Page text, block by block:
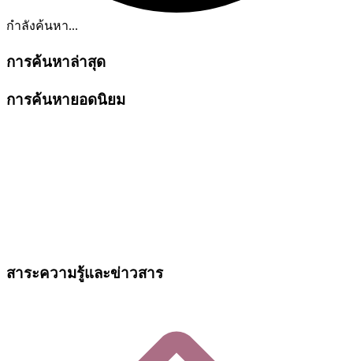
กำลังค้นหา...
การค้นหาล่าสุด
การค้นหายอดนิยม
สาระความรู้และข่าวสาร